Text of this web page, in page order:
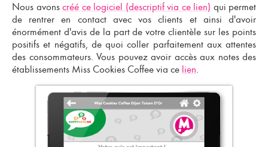
Nous avons créé ce logiciel (descriptif via ce lien) qui permet
de rentrer en contact avec vos clients et ainsi d'avoir
énormément d'avis de la part de votre clientèle sur les points
positifs et négatifs, de quoi coller parfaitement aux attentes
des consommateurs. Vous pouvez avoir accès aux notes des
établissements Miss Cookies Coffee via ce lien